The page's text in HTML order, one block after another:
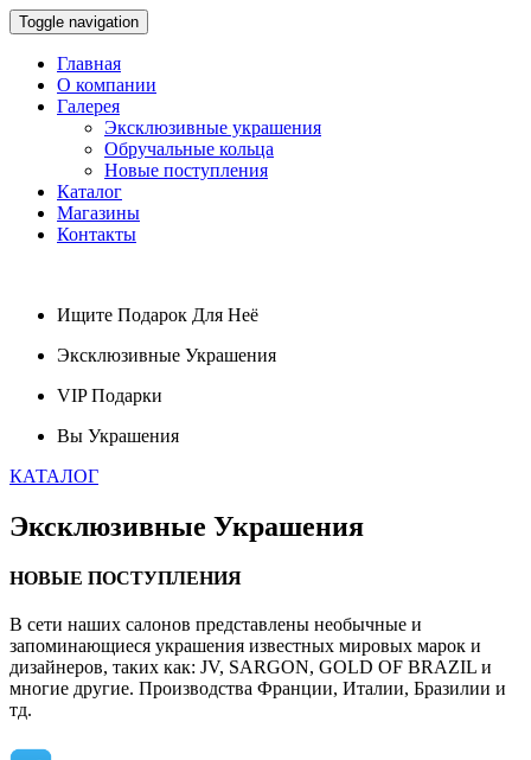
Toggle navigation
Главная
О компании
Галерея
Эксклюзивные украшения
Обручальные кольца
Новые поступления
Каталог
Магазины
Контакты
Ищите Подарок Для Неё
Эксклюзивные Украшения
VIPПодарки
Вы Украшения
КАТАЛОГ
Эксклюзивные Украшения
НОВЫЕ ПОСТУПЛЕНИЯ
В сети наших салонов представлены необычные и
запоминающиеся украшения известных мировых марок и
дизайнеров, таких как: JV, SARGON, GOLD OF BRAZIL и
многие другие. Производства Франции, Италии, Бразилии и
тд.